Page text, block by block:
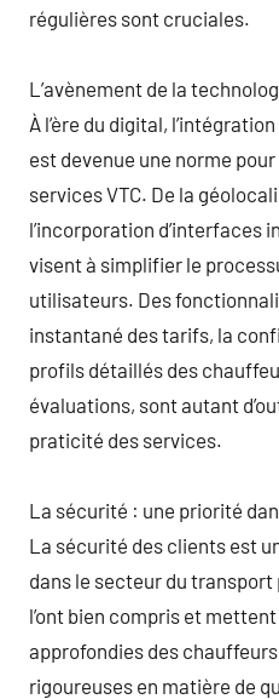
régulières sont cruciales.
L’avènement de la
À l’ère du digital,
est devenue une norme
services VTC. De la
l’incorporation d’interfaces
visent à simplifier le
utilisateurs. Des
instantané des tarifs, la
profils détaillés des
évaluations, sont autant
praticité des services.
La sécurité : une priorité
La sécurité des clients est
dans le secteur du transport
l’ont bien compris et
approfondies des
rigoureuses en matière de